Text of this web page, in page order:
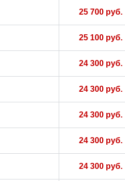
25 700 руб.
25 100 руб.
24 300 руб.
24 300 руб.
24 300 руб.
24 300 руб.
24 300 руб.